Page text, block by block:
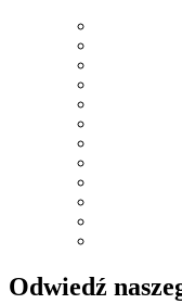
Odwiedź